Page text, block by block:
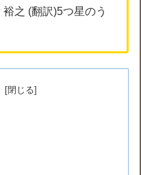
之 (翻訳)5つ星のう